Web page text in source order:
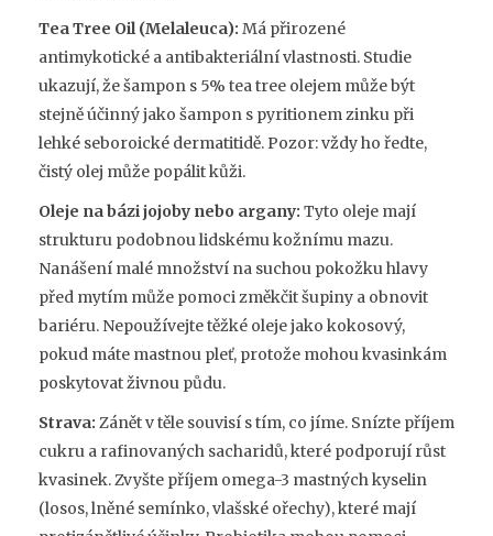
Tea Tree Oil (Melaleuca): Má přirozené
antimykotické a antibakteriální vlastnosti. Studie
ukazují, že šampon s 5% tea tree olejem může být
stejně účinný jako šampon s pyritionem zinku při
lehké seboroické dermatitidě. Pozor: vždy ho ředte,
čistý olej může popálit kůži.
Oleje na bázi jojoby nebo argany: Tyto oleje mají
strukturu podobnou lidskému kožnímu mazu.
Nanášení malé množství na suchou pokožku hlavy
před mytím může pomoci změkčit šupiny a obnovit
bariéru. Nepoužívejte těžké oleje jako kokosový,
pokud máte mastnou pleť, protože mohou kvasinkám
poskytovat živnou půdu.
Strava: Zánět v těle souvisí s tím, co jíme. Snízte příjem
cukru a rafinovaných sacharidů, které podporují růst
kvasinek. Zvyšte příjem omega-3 mastných kyselin
(losos, lněné semínko, vlašské ořechy), které mají